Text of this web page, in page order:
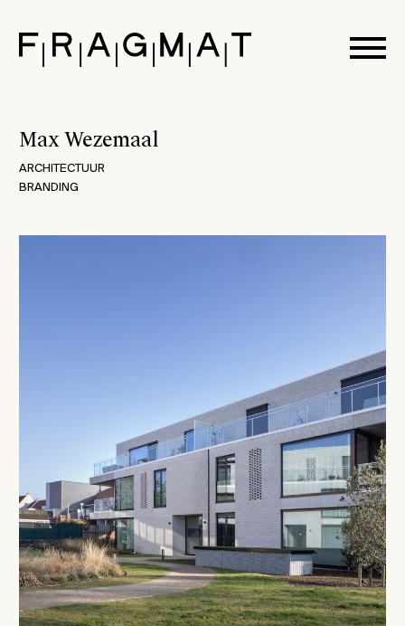
Max Wezemaal
ARCHITECTUUR
BRANDING